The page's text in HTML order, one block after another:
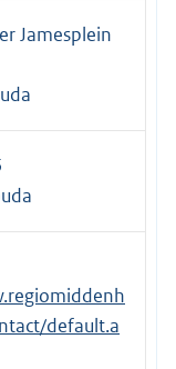
Jamesplein
default.a